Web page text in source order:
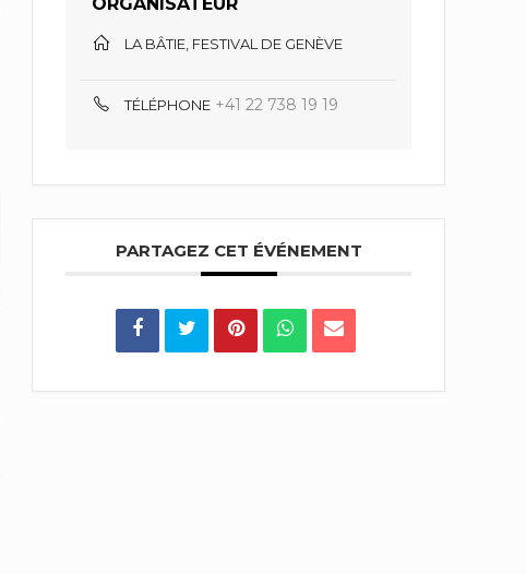
LA BÂTIE, FESTIVAL DE GENÈVE
TÉLÉPHONE +41 22 738 19 19
PARTAGEZ CET ÉVÉNEMENT